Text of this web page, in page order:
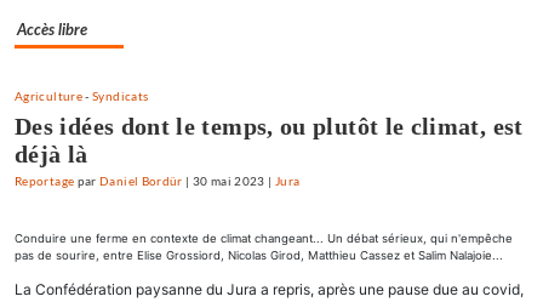
Accès libre
Agriculture-Syndicats
Des idées dont le temps, ou plutôt le climat, est
déjà là
Reportage par Daniel Bordür 30 mai 2023 Jura
Conduire une ferme en contexte de climat changeant... Un débat sérieux, qui n'empêche
pas de sourire, entre Elise Grossiord, Nicolas Girod, Matthieu Cassez et Salim Nalajoie...
La Confédération paysanne du Jura a repris, après une pause due au covid,